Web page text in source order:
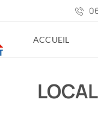
ACCUEIL